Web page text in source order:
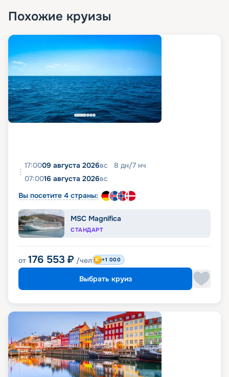
Похожие круизы
17:0009 августа 2026вс 8 дн/7 нч
07:0016 августа 2026вс
Вы посетите 4 страны:
MSC Magnifica
СТАНДАРТ
от 176 553 ₽ /чел +1 000
Выбрать круиз